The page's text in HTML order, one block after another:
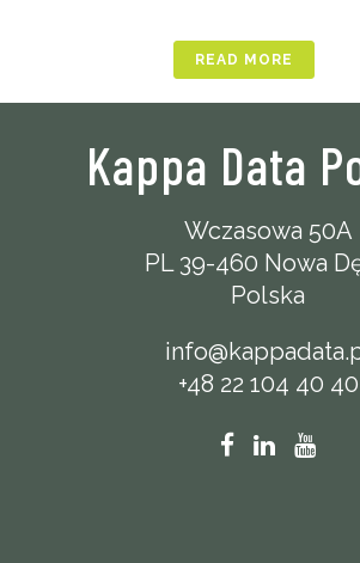
READ MORE
Kappa Data
Wczasowa 50A
PL 39-460 Nowa
Polska
+48 22 104 40 40